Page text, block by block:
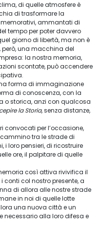
di quelle atmosfere è
di trasformare la
ammantati di
tempo per poter davvero
giorno di libertà, ma non è
una macchina del
la nostra memoria,
scontate, può accendere
forma di immaginazione
di conoscenza, con la
o storica, anzi con qualcosa
la Storia, senza distanze,
convocati per l’occasione,
tra le strade di
i loro pensieri, di ricostruire
ore, il palpitare di quelle
così attiva rivivifica il
col nostro presente, a
di allora alle nostre strade
in noi di quelle lotte
una nuova città e un
necessario alla loro difesa e